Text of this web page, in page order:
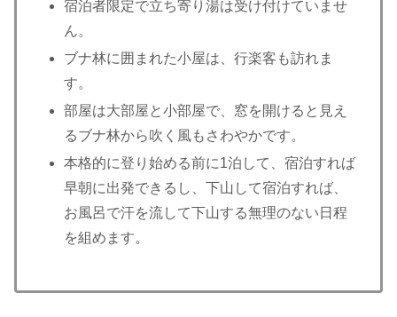
宿泊者限定で立ち寄り湯は受け付けていませ
ん。
ブナ林に囲まれた小屋は、行楽客も訪れま
す。
部屋は大部屋と小部屋で、窓を開けると見え
るブナ林から吹く風もさわやかです。
本格的に登り始める前に1泊して、宿泊すれば
早朝に出発できるし、下山して宿泊すれば、
お風呂で汗を流して下山する無理のない日程
を組めます。